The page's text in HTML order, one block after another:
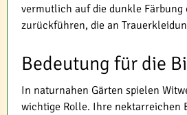
vermutlich auf die dunkle Färbung
zurückführen, die an
Bedeutung für die
In naturnahen Gärten spielen
wichtige Rolle. Ihre nektarreichen